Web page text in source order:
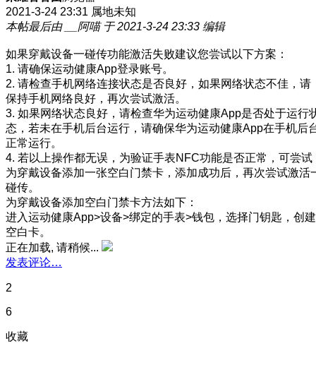
2021-3-24 23:31 属地未知
本帖最后由 __阿喵 于 2021-3-24 23:33 编辑
如果穿戴设备一碰传功能激活失败建议您尝试以下方案：
1. 请确保运动健康App登录账号。
2. 请检查手机网络连接状态是否良好，如果网络状态不佳，请
保持手机网络良好，再次尝试激活。
3. 如果网络状态良好，请检查华为运动健康App是否处于运行
态，若未在手机后台运行，请确保华为运动健康App在手机后
正常运行。
4. 若以上操作都无误，为验证手表NFC功能是否正常，可尝试
为穿戴设备添加一张空白门禁卡，添加成功后，再次尝试激活
碰传。
为穿戴设备添加空白门禁卡方法如下：
进入运动健康App>设备>绑定的手表>钱包，选择门钥匙，创建
空白卡。
正在加载, 请稍候...
发表评论…
2
6
收藏